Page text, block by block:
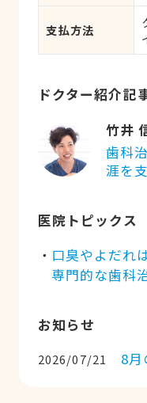
支払方法
ドクター紹介記
竹井
歯科
涯を
医院トピックス
口臭やよだれ
専門的な歯科
お知らせ
2026/07/21 8